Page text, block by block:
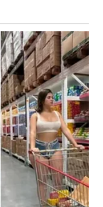
da donesu bolje